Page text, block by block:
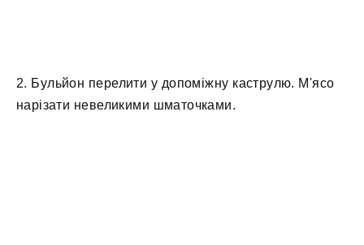
2. Бульйон перелити у допоміжну каструлю. М'ясо
нарізати невеликими шматочками.